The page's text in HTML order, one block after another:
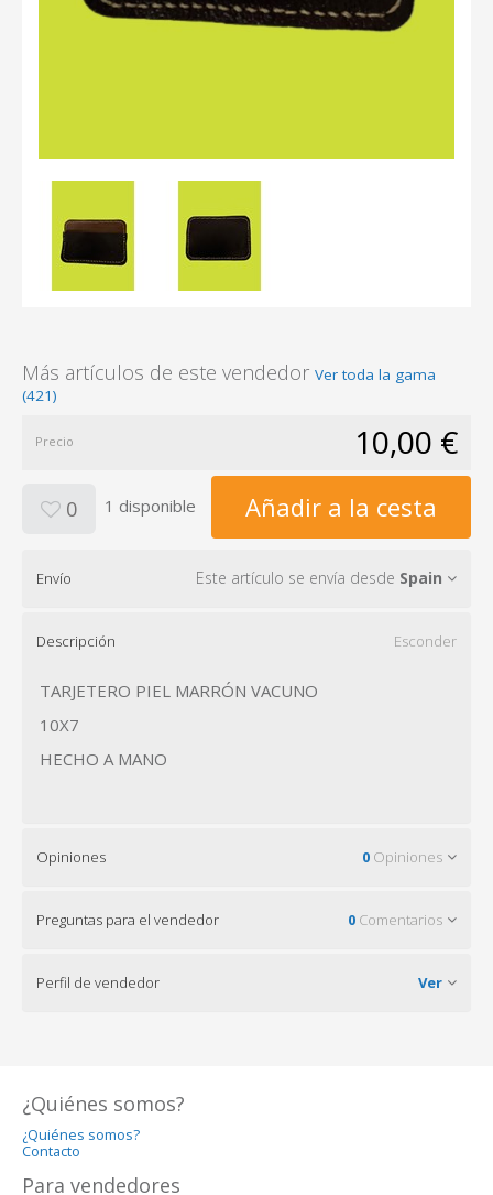
Más artículos de este vendedor Ver toda la gama
(421)
Precio 10,00 €
0 1 disponible Añadir a la cesta
Envío Este artículo se envía desde Spain
Descripción Esconder
TARJETERO PIEL MARRÓN VACUNO
10X7
HECHO A MANO
Opiniones 0 Opiniones
Preguntas para el vendedor 0 Comentarios
Perfil de vendedor Ver
¿Quiénes somos?
¿Quiénes somos?
Contacto
Para vendedores